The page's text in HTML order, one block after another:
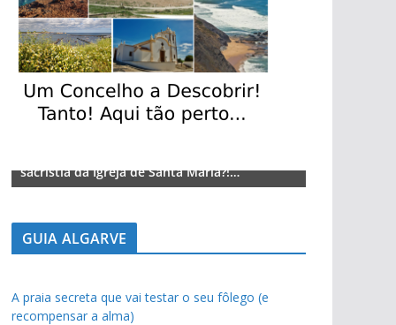
sacristia da Igreja de Santa Maria?!…
GUIA ALGARVE
A praia secreta que vai testar o seu fôlego (e
recompensar a alma)